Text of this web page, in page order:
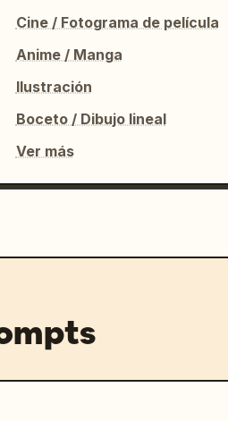
Cine / Fotograma de película
Anime / Manga
Ilustración
Boceto / Dibujo lineal
Ver más